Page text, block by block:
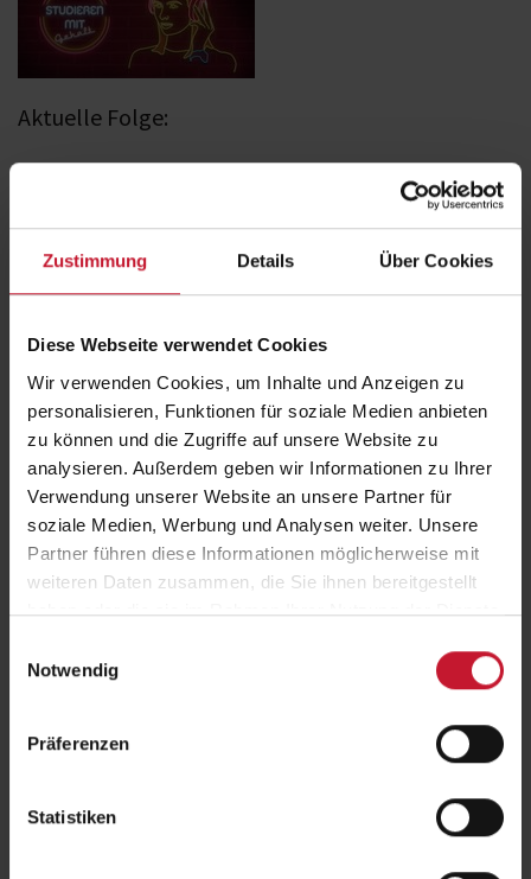
Zustimmung Details Über Cookies
Diese Webseite verwendet Cookies
Wir verwenden Cookies, um Inhalte und Anzeigen zu
personalisieren, Funktionen für soziale Medien anbieten
zu können und die Zugriffe auf unsere Website zu
analysieren. Außerdem geben wir Informationen zu Ihrer
Verwendung unserer Website an unsere Partner für
soziale Medien, Werbung und Analysen weiter. Unsere
Partner führen diese Informationen möglicherweise mit
weiteren Daten zusammen, die Sie ihnen bereitgestellt
haben oder die sie im Rahmen Ihrer Nutzung der Dienste
Notwendig
Präferenzen
Statistiken
Aktuelle Folge:
Um externe Inhalte anzuzeigen, aktivieren Sie bitte Cookies der
Alle Folgen zum Nachhören:
Spotify